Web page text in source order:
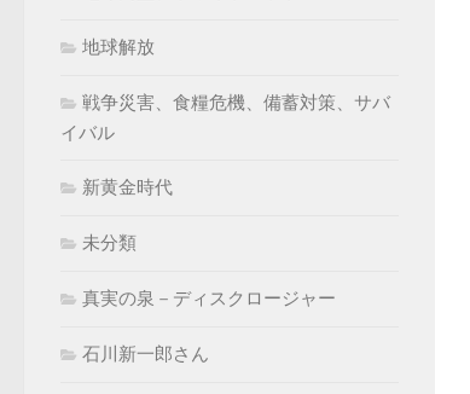
地球解放
戦争災害、食糧危機、備蓄対策、サバ
イバル
新黄金時代
未分類
真実の泉－ディスクロージャー
石川新一郎さん